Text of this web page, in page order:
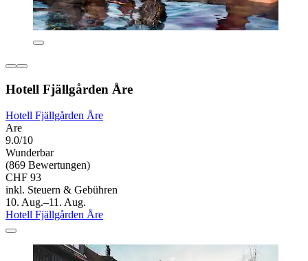
Hotell Fjällgården Åre
Hotell Fjällgården Åre
Are
9.0/10
Wunderbar
(869 Bewertungen)
CHF 93
inkl. Steuern & Gebühren
10. Aug.–11. Aug.
Hotell Fjällgården Åre